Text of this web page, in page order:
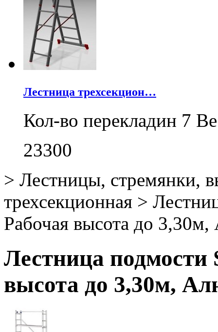
Лестница трехсекцион…
Кол-во перекладин 7
23300
> Лестницы, стремянки,
трехсекционная >
Рабочая высота до
Лестница подмости
высота до 3,30м,